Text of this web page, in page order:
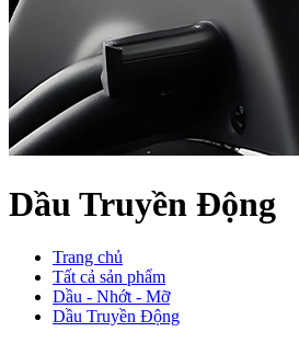
Dầu Truyền Động
Trang chủ
Tất cả sản phẩm
Dầu - Nhớt - Mỡ
Dầu Truyền Động